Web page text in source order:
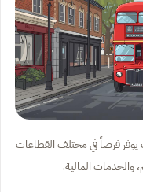
يوفر فرصاً في مختلف القطاعات
والخدمات المالية.